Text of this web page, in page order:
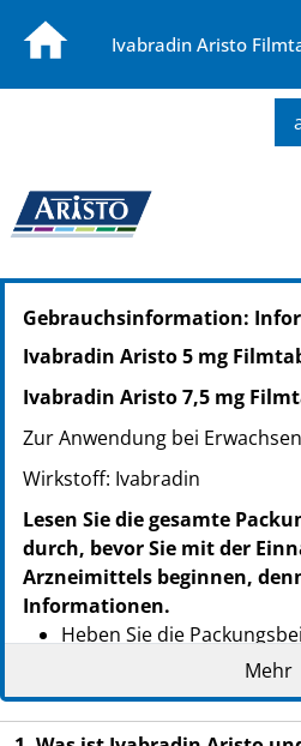
Ivabradin Aristo
PZN: 13886169
PPN: 111388616969
PZN: 13886175
PZN: 13886181
PPN: 111388618101
Gebrauchsinformation:
Ivabradin Aristo 5 mg
Ivabradin Aristo 7,5 mg
Zur Anwendung bei
Wirkstoff: Ivabradin
Lesen Sie die gesamte
durch, bevor Sie mit der
Arzneimittels beginnen,
Informationen.
Heben Sie die
möchten Sie diese später
Wenn Sie weitere Fragen
an Ihren Arzt oder
Mehr